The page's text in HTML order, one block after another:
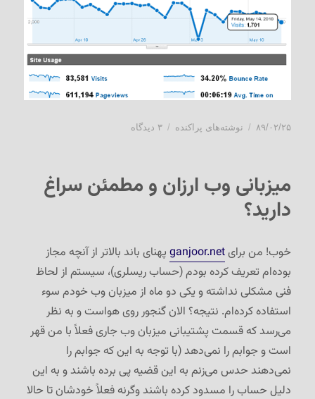
ارسال
۸۹/۰۲/۲۵ دسته‌ها
نوشته‌های پراکنده ۳ دیدگاه
هواست
میزبانی وب ارزان و مطمئن سراغ
دارید؟
خوب! من برایganjoor.net پهنای باند بالاتر از آنچه مجاز
بوده‌ام تعریف کرده بودم (حساب ریسلری)، سیستم از لحاظ
فنی مشکلی نداشته و یکی دو ماه از میزبان وب خودم سوء
استفاده کرده‌ام. نتیجه؟ الان گنجور روی هواست و به نظر
می‌رسد که قسمت پشتیبانی میزبان وب جاری فعلاً با من قهر
است و جوابم را نمی‌دهد (با توجه به این که جوابم را
نمی‌دهند حدس می‌زنم به این قضیه پی برده باشند و به این
دلیل حساب را مسدود کرده باشند وگرنه فعلاً خودشان تا حالا